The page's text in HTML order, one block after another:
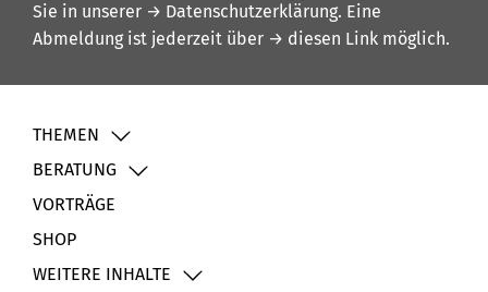
Sie in unserer → Datenschutzerklärung. Eine
Abmeldung ist jederzeit über → diesen Link möglich.
THEMEN
BERATUNG
VORTRÄGE
SHOP
WEITERE INHALTE